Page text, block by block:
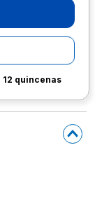
12 quincenas